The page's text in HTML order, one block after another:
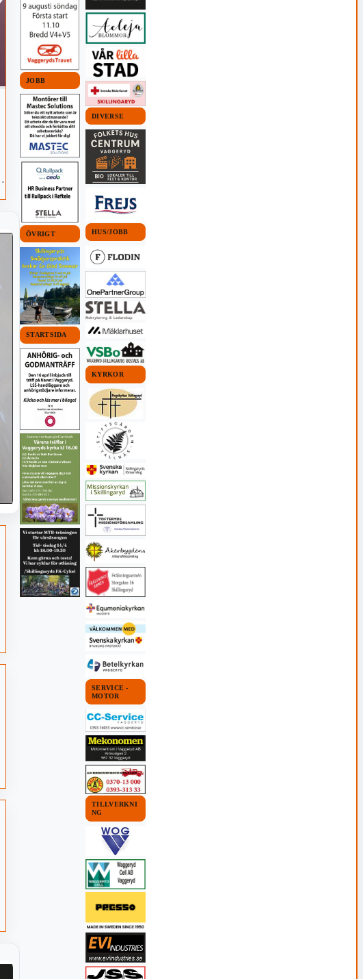
JOBB
ÖVRIGT
STARTSIDA
DIVERSE
HUS/JOBB
KYRKOR
SERVICE -
MOTOR
TILLVERKNI
NG